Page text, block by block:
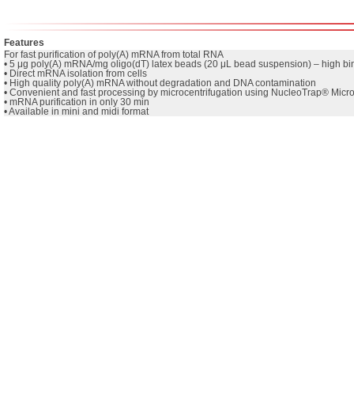
Features
For fast purification of poly(A) mRNA from total RNA
• 5 μg poly(A) mRNA/mg oligo(dT) latex beads (20 μL bead suspension) – high
• Direct mRNA isolation from cells
• High quality poly(A) mRNA without degradation and DNA contamination
• Convenient and fast processing by microcentrifugation using NucleoTrap®
• mRNA purification in only 30 min
• Available in mini and midi format